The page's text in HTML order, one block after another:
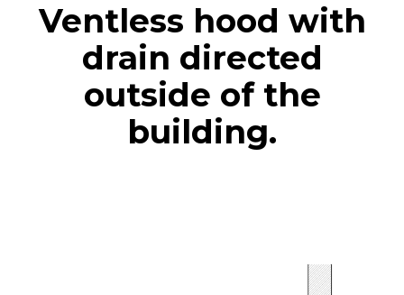
Ventless hood with
drain directed
outside of the
building.